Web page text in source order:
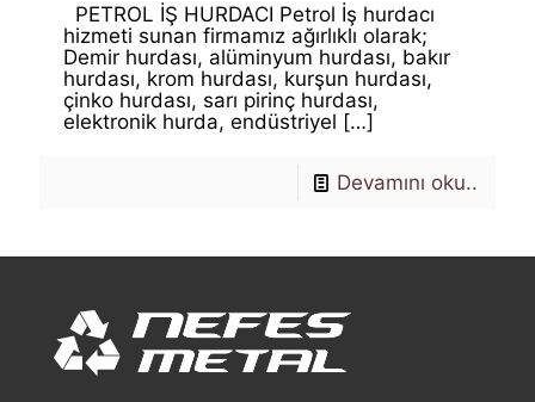
PETROL İŞ HURDACI Petrol İş hurdacı
hizmeti sunan firmamız ağırlıklı olarak;
Demir hurdası, alüminyum hurdası, bakır
hurdası, krom hurdası, kurşun hurdası,
çinko hurdası, sarı pirinç hurdası,
elektronik hurda, endüstriyel […]
Devamını oku..